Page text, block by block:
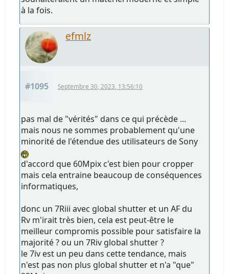
à la fois.
efmlz
#1095 Septembre 30, 2023, 13:56:10
pas mal de "vérités" dans ce qui précède ...
mais nous ne sommes probablement qu'une
minorité de l'étendue des utilisateurs de Sony
d'accord que 60Mpix c'est bien pour cropper
mais cela entraine beaucoup de conséquences
informatiques,
donc un 7Riii avec global shutter et un AF du
Rv m'irait très bien, cela est peut-être le
meilleur compromis possible pour satisfaire la
majorité ? ou un 7Riv global shutter ?
le 7iv est un peu dans cette tendance, mais
n'est pas non plus global shutter et n'a "que"